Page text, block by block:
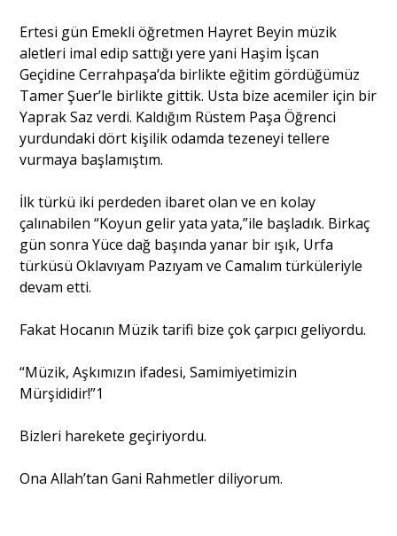
Ertesi gün Emekli öğretmen Hayret Beyin müzik
aletleri imal edip sattığı yere yani Haşim İşcan
Geçidine Cerrahpaşa’da birlikte eğitim gördüğümüz
Tamer Şuer’le birlikte gittik. Usta bize acemiler için bir
Yaprak Saz verdi. Kaldığım Rüstem Paşa Öğrenci
yurdundaki dört kişilik odamda tezeneyi tellere
vurmaya başlamıştım.
İlk türkü iki perdeden ibaret olan ve en kolay
çalınabilen “Koyun gelir yata yata,”ile başladık. Birkaç
gün sonra Yüce dağ başında yanar bir ışık, Urfa
türküsü Oklavıyam Pazıyam ve Camalım türküleriyle
devam etti.
Fakat Hocanın Müzik tarifi bize çok çarpıcı geliyordu.
“Müzik, Aşkımızın ifadesi, Samimiyetimizin
Mürşididir!”1
Bizleri harekete geçiriyordu.
Ona Allah’tan Gani Rahmetler diliyorum.